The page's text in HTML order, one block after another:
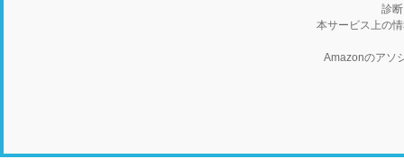
診
本サービス上の
Amazonのアソ